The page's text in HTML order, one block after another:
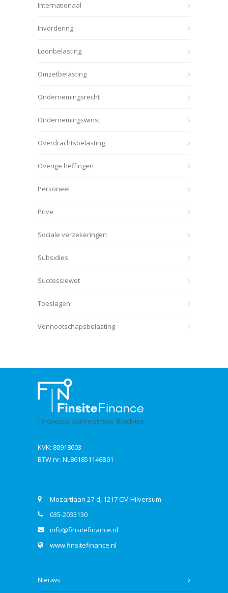
Internationaal
Invordering
Loonbelasting
Omzetbelasting
Ondernemingsrecht
Ondernemingswinst
Overdrachtsbelasting
Overige heffingen
Personeel
Prive
Sociale verzekeringen
Subsidies
Successiewet
Toeslagen
Vennootschapsbelasting
KVK: 80918603
BTW nr. NL861851146B01
Mozartlaan 27-d, 1217 CM Hilversum
035-2033130
info@finsitefinance.nl
www.finsitefinance.nl
Nieuws